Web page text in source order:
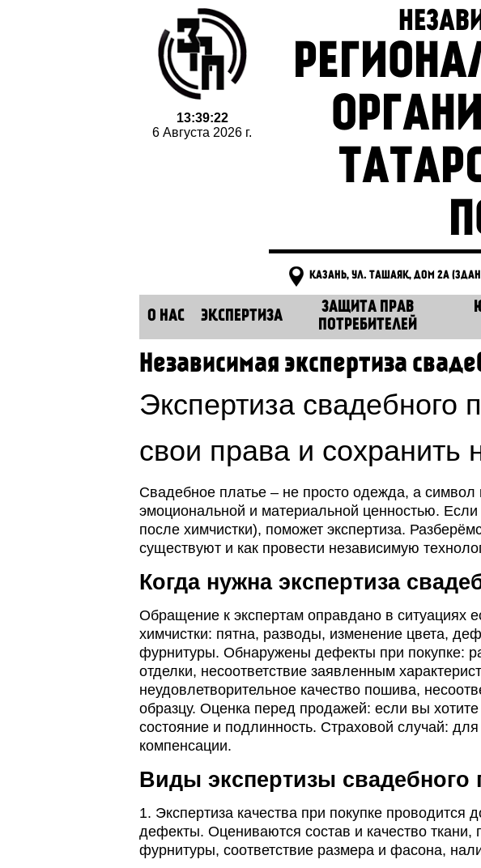
13:39:23
6 Августа 2026 г.
КАЗАНЬ, УЛ. ТАШАЯК, ДОМ 2А
О НАС ЭКСПЕРТИЗА
ЗАЩИТА ПРАВ
ПОТРЕБИТЕЛЕЙ
Независимая экспертиза
Экспертиза свадебного
свои права и сохранить
Свадебное платье – не просто одежда, а символ
эмоциональной и материальной ценностью.
после химчистки), поможет экспертиза.
существуют и как провести независимую
Когда нужна экспертиза
Обращение к экспертам оправдано в ситуациях
химчистки: пятна, разводы, изменение цвета,
фурнитуры. Обнаружены дефекты при покупке:
отделки, несоответствие заявленным
неудовлетворительное качество пошива,
образцу. Оценка перед продажей: если вы
состояние и подлинность. Страховой случай:
компенсации.
Виды экспертизы свадебного
1. Экспертиза качества при покупке проводится
дефекты. Оцениваются состав и качество ткани,
фурнитуры, соответствие размера и фасона,